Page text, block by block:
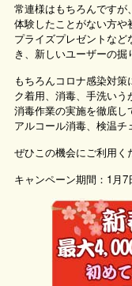
常連様はもちろんですが
体験したことがない方
プライズプレゼントな
き、新しいユーザーの掘
もちろんコロナ感染対
ク着用、消毒、手洗い
消毒作業の実施を徹底
アルコール消毒、検温チ
ぜひこの機会にご利用く
キャンペーン期間：1月7